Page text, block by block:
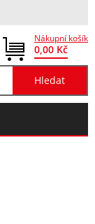
Nákupní košík
0,00 Kč